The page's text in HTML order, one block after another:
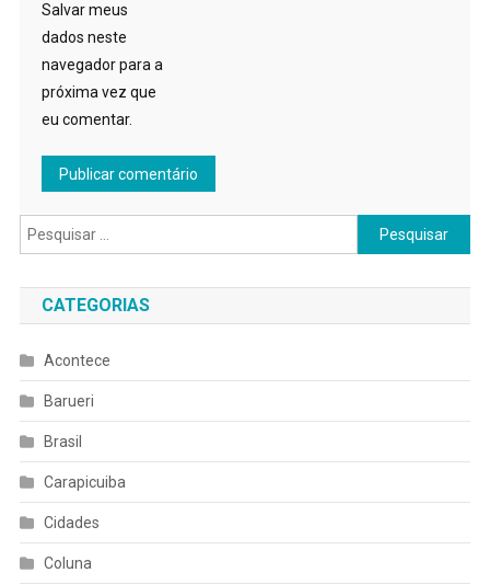
Salvar meus
dados neste
navegador para a
próxima vez que
eu comentar.
Pesquisar
por:
CATEGORIAS
Acontece
Barueri
Brasil
Carapicuiba
Cidades
Coluna